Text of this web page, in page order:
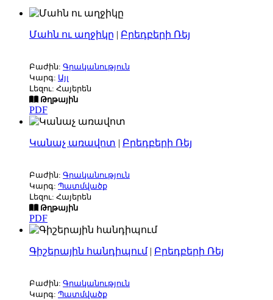
Մահն ու աղջիկը | Բրեդբերի Ռեյ
Բաժին: Գրականություն
Կարգ: Այլ
Լեզու: Հայերեն
Թղթային
PDF
Կանաչ առավոտ | Բրեդբերի Ռեյ
Բաժին: Գրականություն
Կարգ: Պատմվածք
Լեզու: Հայերեն
Թղթային
PDF
Գիշերային հանդիպում| Բրեդբերի Ռեյ
Բաժին: Գրականություն
Կարգ: Պատմվածք